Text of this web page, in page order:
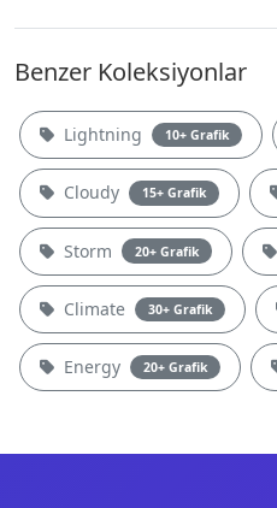
Benzer Koleksiyonlar
Lightning 10+ Grafik
Cloudy 15+ Grafik
Storm 20+ Grafik
Climate 30+ Grafik
Energy 20+ Grafik